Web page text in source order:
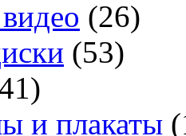
(26)
(53)
и плакаты